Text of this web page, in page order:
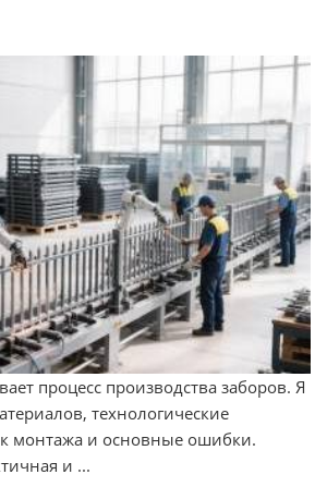
процесс производства заборов. Я
технологические
монтажа и основные ошибки.
и ...